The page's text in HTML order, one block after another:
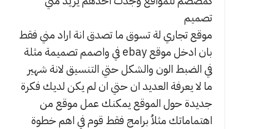
تصميم
موقع تجاري لة تسوق ما تصدق انة اراد مني فقط
بان ادخل موقع ebay في واصمم تصميمة مثلة
في الضبط الون والشكل حتي التنسيق لانة شهير
ما لا يعرفة العديد ان حتي ان لم يكن لديك فكرة
جديدة حول الموقع يمكنك عمل موقع من
اهتماماتك مثلاُ برامج فقط قوم في اهم خطوة